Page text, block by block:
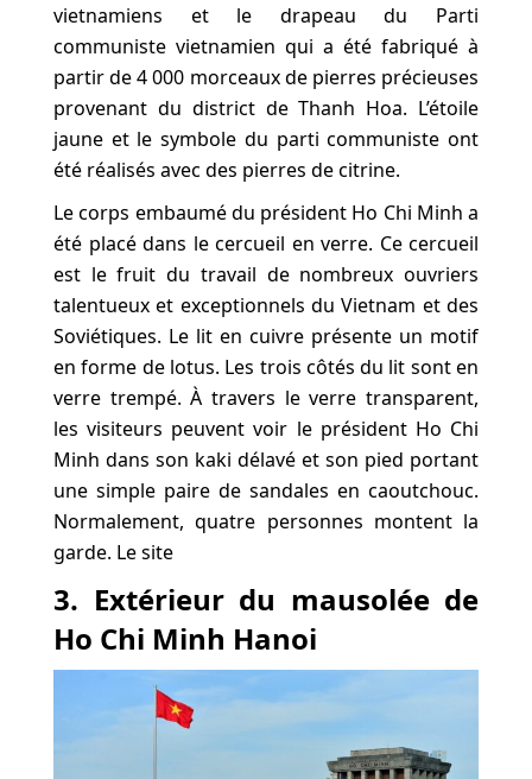
vietnamiens et le drapeau du Parti
communiste vietnamien qui a été fabriqué à
partir de 4 000 morceaux de pierres précieuses
provenant du district de Thanh Hoa. L’étoile
jaune et le symbole du parti communiste ont
été réalisés avec des pierres de citrine.
Le corps embaumé du président Ho Chi Minh a
été placé dans le cercueil en verre. Ce cercueil
est le fruit du travail de nombreux ouvriers
talentueux et exceptionnels du Vietnam et des
Soviétiques. Le lit en cuivre présente un motif
en forme de lotus. Les trois côtés du lit sont en
verre trempé. À travers le verre transparent,
les visiteurs peuvent voir le président Ho Chi
Minh dans son kaki délavé et son pied portant
une simple paire de sandales en caoutchouc.
Normalement, quatre personnes montent la
garde. Le site
3. Extérieur du mausolée de
Ho Chi Minh Hanoi